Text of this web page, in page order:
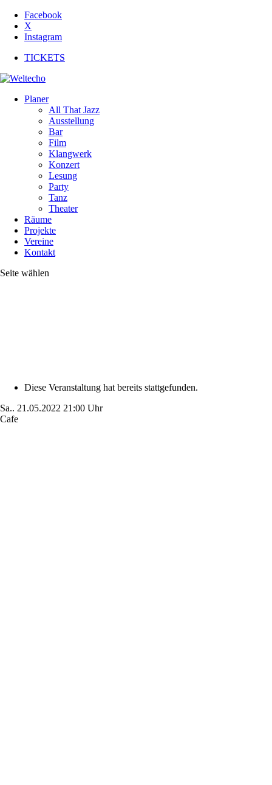
Facebook
X
Instagram
TICKETS
Planer
All That Jazz
Ausstellung
Bar
Film
Klangwerk
Konzert
Lesung
Party
Tanz
Theater
Räume
Projekte
Vereine
Kontakt
Seite wählen
Diese Veranstaltung hat bereits stattgefunden.
Sa.. 21.05.2022 21:00 Uhr
Cafe